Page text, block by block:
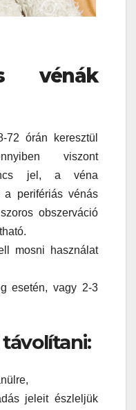
vénák
72 órán keresztül
viszont
jel, a véna
a perifériás vénás
obszerváció
mosni használat
esetén, vagy 2-3
jeleit észleljük